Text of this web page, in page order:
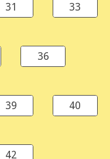
31 33
36
39 40
42